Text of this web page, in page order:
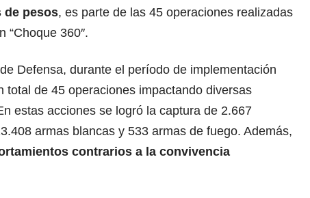
de pesos, es parte de las 45 operaciones realizadas
“Choque 360″.
Defensa, durante el período de implementación
total de 45 operaciones impactando diversas
estas acciones se logró la captura de 2.667
armas blancas y 533 armas de fuego. Además,
contrarios a la convivencia